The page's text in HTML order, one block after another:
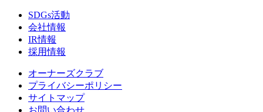
SDGs活動
会社情報
IR情報
採用情報
オーナーズクラブ
プライバシーポリシー
サイトマップ
お問い合わせ